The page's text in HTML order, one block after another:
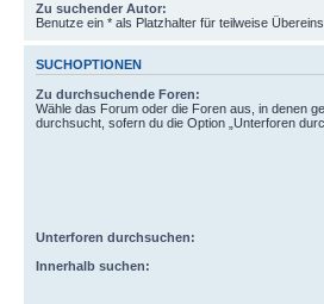
Zu suchender Autor:
Benutze ein * als Platzhalter für teilweise
SUCHOPTIONEN
Zu durchsuchende Foren:
Wähle das Forum oder die Foren aus, in denen
durchsucht, sofern du die Option „Unterforen
Unterforen durchsuchen:
Innerhalb suchen: